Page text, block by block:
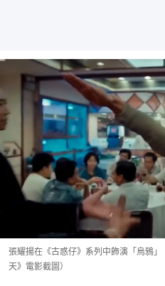
張耀揚在《古惑仔》系列中飾演「烏鴉
天》電影截圖）